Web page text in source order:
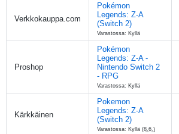
Verkkokauppa.com
Pokémon
Legends: Z-A
(Switch 2)
Varastossa: Kyllä
Proshop
Pokémon
Legends: Z-A -
Nintendo Switch 2
- RPG
Varastossa: Kyllä
Kärkkäinen
Pokemon
Legends: Z-A
(Switch 2)
Varastossa: Kyllä (8.6.)